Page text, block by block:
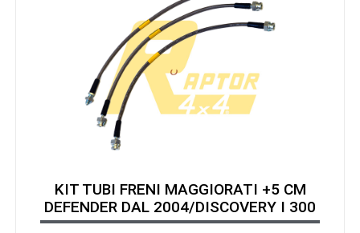
KIT TUBI FRENI MAGGIORATI +5 CM
DEFENDER DAL 2004/DISCOVERY I 300